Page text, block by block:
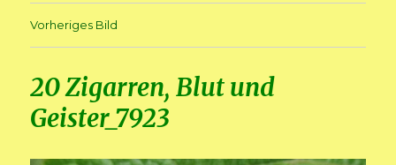
Vorheriges Bild
20 Zigarren, Blut und
Geister_7923